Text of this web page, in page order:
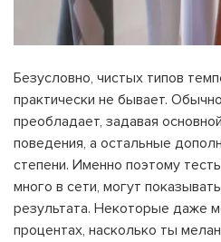
Безусловно, чистых типов
практически не бывает.
преобладает, задавая
поведения, а остальные
степени. Именно поэтому
много в сети, могут
результата. Некоторые даже
процентах, насколько ты